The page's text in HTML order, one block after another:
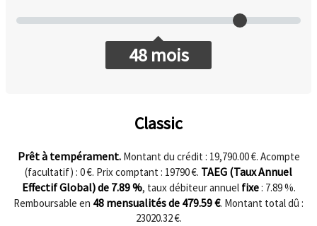
48 mois
Classic
Prêt à tempérament.Montant du crédit : 19,790.00 €. Acompte
(facultatif) : 0€. Prix comptant : 19790€. TAEG (Taux Annuel
Effectif Global) de 7.89%, taux débiteur annuel fixe: 7.89%.
Remboursable en 48 mensualités de 479.59€. Montant total dû :
23020.32€.